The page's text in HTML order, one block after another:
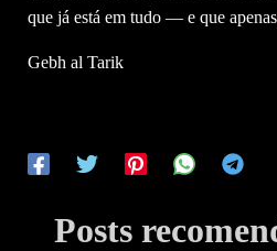
que já está em tudo — e que
Gebh al Tarik
Posts